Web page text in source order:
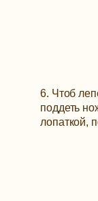
6. Чтоб
поддеть
лопаткой,